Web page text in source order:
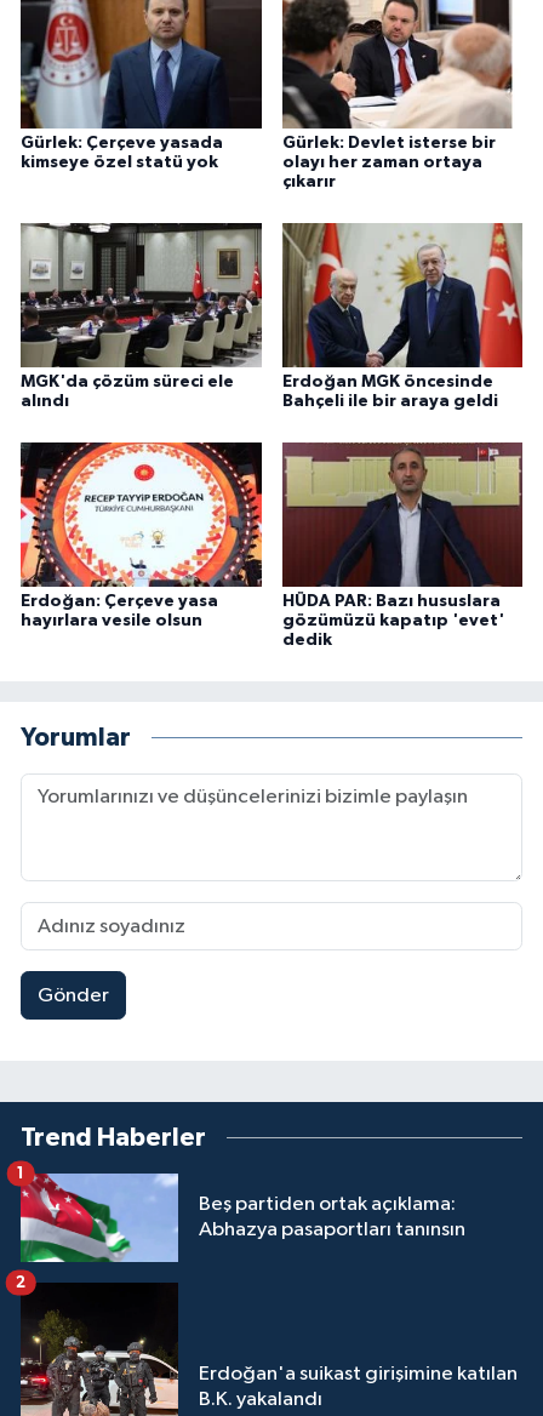
Gürlek: Çerçeve yasada
kimseye özel statü yok
Gürlek: Devlet isterse bir
olayı her zaman ortaya
çıkarır
MGK'da çözüm süreci ele
alındı
Erdoğan MGK öncesinde
Bahçeli ile bir araya geldi
Erdoğan: Çerçeve yasa
hayırlara vesile olsun
HÜDA PAR: Bazı hususlara
gözümüzü kapatıp 'evet'
dedik
Yorumlar
Gönder
Trend Haberler
Beş partiden ortak açıklama:
Abhazya pasaportları tanınsın
1
Erdoğan'a suikast girişimine katılan
B.K. yakalandı
2